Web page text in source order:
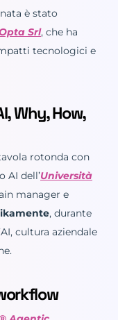
è stato
Srl, che ha
tecnologici e
Why, How,
rotonda con
AI dell’Università
manager e
, durante
cultura aziendale